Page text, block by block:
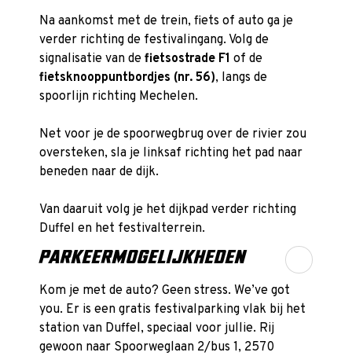
Na aankomst met de trein, fiets of auto ga je
verder richting de festivalingang. Volg de
signalisatie van de fietsostrade F1 of de
fietsknooppuntbordjes (nr. 56), langs de
spoorlijn richting Mechelen.
Net voor je de spoorwegbrug over de rivier zou
oversteken, sla je linksaf richting het pad naar
beneden naar de dijk.
Van daaruit volg je het dijkpad verder richting
Duffel en het festivalterrein.
PARKEERMOGELIJKHEDEN
Kom je met de auto? Geen stress. We’ve got
you. Er is een gratis festivalparking vlak bij het
station van Duffel, speciaal voor jullie. Rij
gewoon naar Spoorweglaan 2/bus 1, 2570